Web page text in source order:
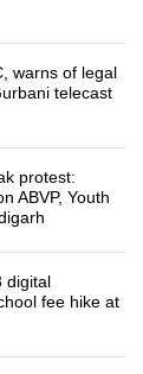
warns of legal
telecast
protest:
ABVP, Youth
digital
fee hike at